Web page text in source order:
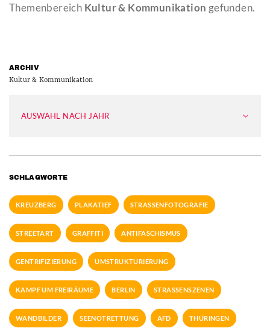
Themenbereich Kultur & Kommunikation gefunden.
ARCHIV
Kultur & Kommunikation
AUSWAHL NACH JAHR
SCHLAGWORTE
KREUZBERG PLAKATIEF STRASSENFOTOGRAFIE
STREETART GRAFFITI ANTIFASCHISMUS
GENTRIFIZIERUNG UMSTRUKTURIERUNG
KAMPF UM FREIRÄUME BERLIN STRASSENSZENEN
WANDBILDER SEENOTRETTUNG AFD THÜRINGEN